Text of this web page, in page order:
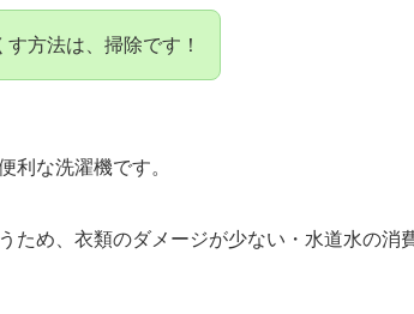
方法は、掃除です！
利な洗濯機です。
ため、衣類のダメージが少ない・水道水の消